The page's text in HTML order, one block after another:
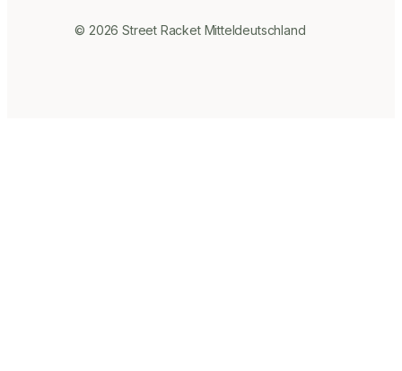
© 2026 Street Racket Mitteldeutschland